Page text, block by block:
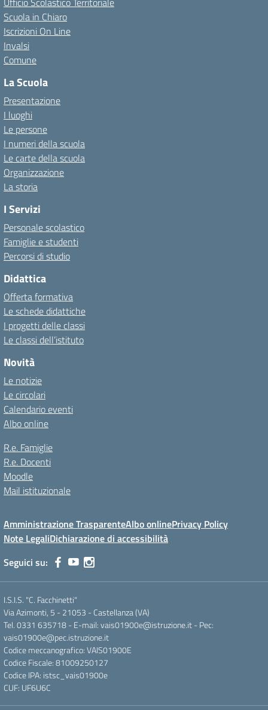
Scuola in Chiaro
Iscrizioni On Line
Invalsi
Comune
La Scuola
Presentazione
I luoghi
Le persone
I numeri della scuola
Le carte della scuola
Organizzazione
La storia
I Servizi
Personale scolastico
Famiglie e studenti
Percorsi di studio
Didattica
Offerta formativa
Le schede didattiche
I progetti delle classi
Le classi dell’istituto
Novità
Le notizie
Le circolari
Calendario eventi
Albo online
R.e. Famiglie
R.e. Docenti
Moodle
Mail istituzionale
Amministrazione TrasparenteAlbo onlinePrivacy Policy
Note LegaliDichiarazione di accessibilità
Seguici su:
I.S.I.S. "C. Facchinetti"
Via Azimonti, 5 - 21053 - Castellanza (VA)
Tel. 0331 635718 - E-mail: vais01900e@istruzione.it - Pec:
vais01900e@pec.istruzione.it
Codice meccanografico: VAIS01900E
Codice Fiscale: 81009250127
Codice IPA: istsc_vais01900e
CUF: UF6U6C